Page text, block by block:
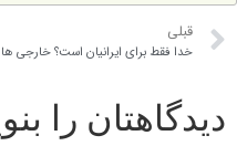
خدا فقط برای ایرانیان است؟ خارجی ها که هیچ دینی ندارند عرق و شراب هم می خورند مال و ثروتشان بی اندازه، مغز که حرف نداره، هر چه ما داریم از عقل و فکر آنهاست
را بنویسید